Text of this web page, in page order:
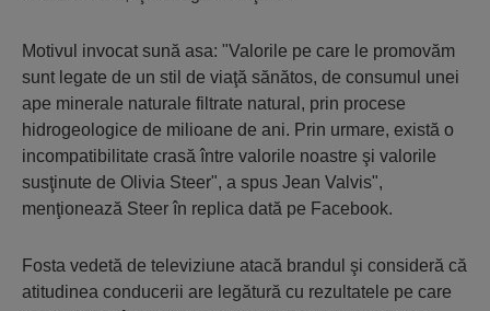
Motivul invocat sună asa: "Valorile pe care le promovăm
sunt legate de un stil de viaţă sănătos, de consumul unei
ape minerale naturale filtrate natural, prin procese
hidrogeologice de milioane de ani. Prin urmare, există o
incompatibilitate crasă între valorile noastre şi valorile
susţinute de Olivia Steer", a spus Jean Valvis",
menţionează Steer în replica dată pe Facebook.
Fosta vedetă de televiziune atacă brandul şi consideră că
atitudinea conducerii are legătură cu rezultatele pe care